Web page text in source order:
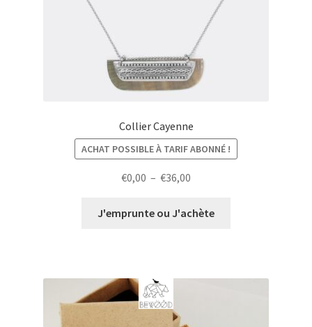
Collier Cayenne
ACHAT POSSIBLE À TARIF ABONNÉ !
€0,00 – €36,00
prix :
J'emprunte ou J'achète